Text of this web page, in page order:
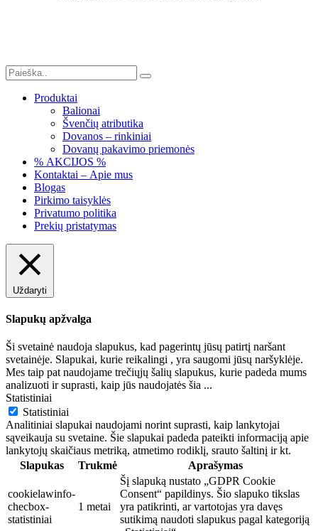
Produktai
Balionai
Švenčių atributika
Dovanos – rinkiniai
Dovanų pakavimo priemonės
% AKCIJOS %
Kontaktai – Apie mus
Blogas
Pirkimo taisyklės
Privatumo politika
Prekių pristatymas
Uždaryti
Slapukų apžvalga
Ši svetainė naudoja slapukus, kad pagerintų jūsų patirtį naršant
svetainėje. Slapukai, kurie reikalingi , yra saugomi jūsų naršyklėje.
Mes taip pat naudojame trečiųjų šalių slapukus, kurie padeda mums
analizuoti ir suprasti, kaip jūs naudojatės šia ...
Statistiniai
Statistiniai
Analitiniai slapukai naudojami norint suprasti, kaip lankytojai
sąveikauja su svetaine. Šie slapukai padeda pateikti informaciją apie
lankytojų skaičiaus metriką, atmetimo rodiklį, srauto šaltinį ir kt.
Slapukas
Trukmė Aprašymas
cookielawinfo-
checbox-
statistiniai
1 metai
Šį slapuką nustato „GDPR Cookie
Consent“ papildinys. Šio slapuko tikslas
yra patikrinti, ar vartotojas yra davęs
sutikimą naudoti slapukus pagal kategoriją